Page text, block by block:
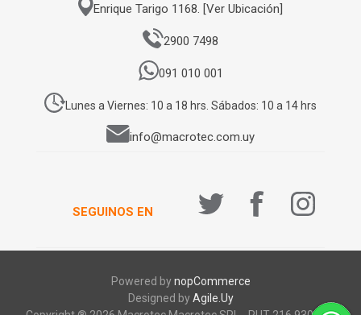
Enrique Tarigo 1168. [Ver Ubicación]
2900 7498
091 010 001
Lunes a Viernes: 10 a 18 hrs. Sábados: 10 a 14 hrs
info@macrotec.com.uy
SEGUINOS EN
Powered bynopCommerce
Designed byAgile.Uy